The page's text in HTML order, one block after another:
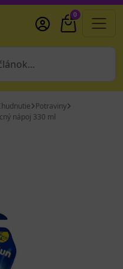
0
Potraviny
nápoj 330 ml